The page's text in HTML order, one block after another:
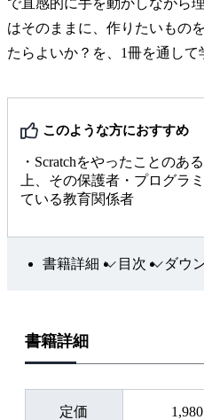
で直感的に手を動かしながら
はそのままに、作りたいもの
たらよいか？を、1冊を通して
このような方におすすめ
・Scratchをやったことのあ
上、その保護者・プログラ
ている教育関係者
書籍詳細 目次 ダウ
書籍詳細
定価